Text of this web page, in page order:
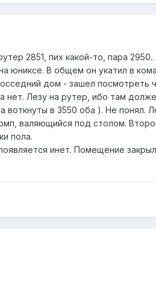
2851, пих какой-то, пара
В общем он укатил в
дом - зашел посмотреть
Лезу на рутер, ибо там
в 3550 оба ). Не понял.
валяющийся под столом.
пола.
инет. Помещение